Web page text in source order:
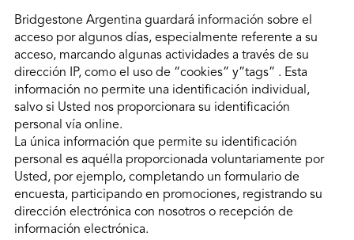
Bridgestone Argentina guardará información sobre el
acceso por algunos días, especialmente referente a su
acceso, marcando algunas actividades a través de su
dirección IP, como el uso de “cookies” y”tags” . Esta
información no permite una identificación individual,
salvo si Usted nos proporcionara su identificación
personal vía online.
La única información que permite su identificación
personal es aquélla proporcionada voluntariamente por
Usted, por ejemplo, completando un formulario de
encuesta, participando en promociones, registrando su
dirección electrónica con nosotros o recepción de
información electrónica.